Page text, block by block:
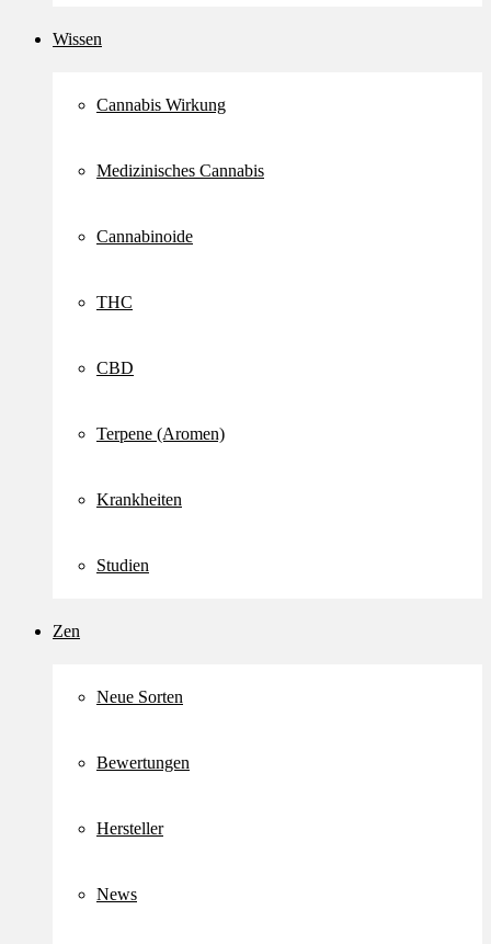
Wissen
Cannabis Wirkung
Medizinisches Cannabis
Cannabinoide
THC
CBD
Terpene (Aromen)
Krankheiten
Studien
Zen
Neue Sorten
Bewertungen
Hersteller
News